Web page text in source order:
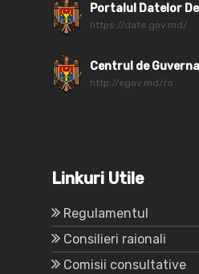
Portalul Datelor
https://date.gov.md/
Centrul de
http://egov.md/ro
Linkuri Utile
Regulamentul
Consilieri raionali
Comisii consultative